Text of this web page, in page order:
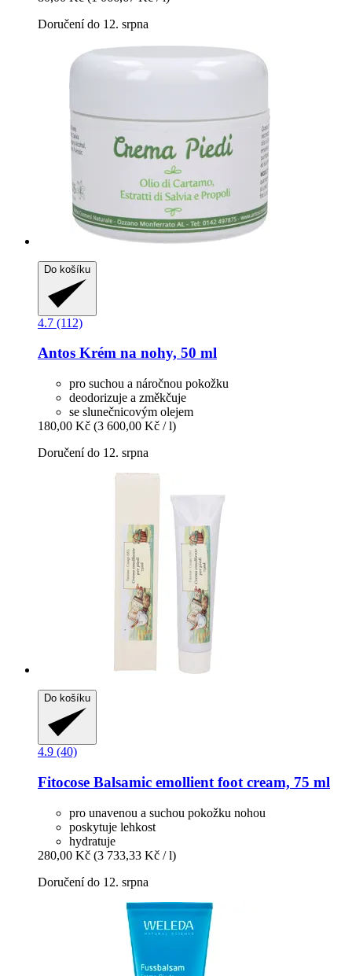
Doručení do 12. srpna
Do košíku
4.7 (112)
Antos Krém na nohy, 50 ml
pro suchou a náročnou pokožku
deodorizuje a změkčuje
se slunečnicovým olejem
180,00 Kč (3 600,00 Kč / l)
Doručení do 12. srpna
Do košíku
4.9 (40)
Fitocose Balsamic emollient foot cream, 75 ml
pro unavenou a suchou pokožku nohou
poskytuje lehkost
hydratuje
280,00 Kč (3 733,33 Kč / l)
Doručení do 12. srpna